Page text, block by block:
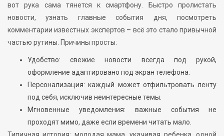
вот рука сама тянется к смартфону. Быстро пролистать
новости, узнать главные события дня, посмотреть
комментарии известных экспертов – всё это стало привычной
частью рутины. Причины просты:
Удобство: свежие новости всегда под рукой,
оформление адаптировано под экран телефона.
Персонализация: каждый может отфильтровать ленту
под себя, исключив неинтересные темы.
Мгновенные уведомления: важные события не
проходят мимо, даже если времени читать мало.
Типичная история: молодая мама, укачивая ребенка, одной